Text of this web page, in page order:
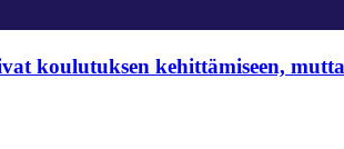
koulutuksen kehittämiseen,